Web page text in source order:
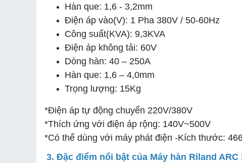
Hàn que: 1,6 - 3,2mm
Điện áp vào(V): 1 Pha 380V / 50-60Hz
Công suất(KVA): 9,3KVA
Điện áp không tải: 60V
Dòng hàn: 40 – 250A
Hàn que: 1,6 – 4,0mm
Trọng lượng: 15Kg
*Điện áp tự động chuyển 220V/380V
*Thích ứng với điện áp rộng: 140V~500V
*Có thể dùng với máy phát điện -Kích thước:
3. Đặc điểm nổi bật của Máy hàn Riland ARC